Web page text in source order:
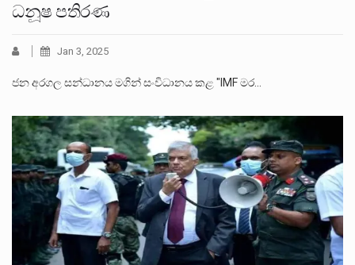
ධනූෂ පතිරණ
Jan 3, 2025
ජන අරගල සන්ධානය මගින් සංවිධානය කළ "IMF මර…